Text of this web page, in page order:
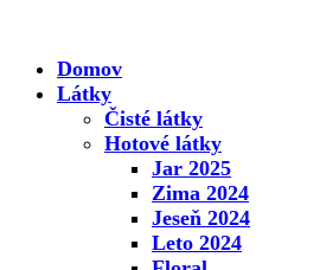
Domov
Látky
Čisté látky
Hotové látky
Jar 2025
Zima 2024
Jeseň 2024
Leto 2024